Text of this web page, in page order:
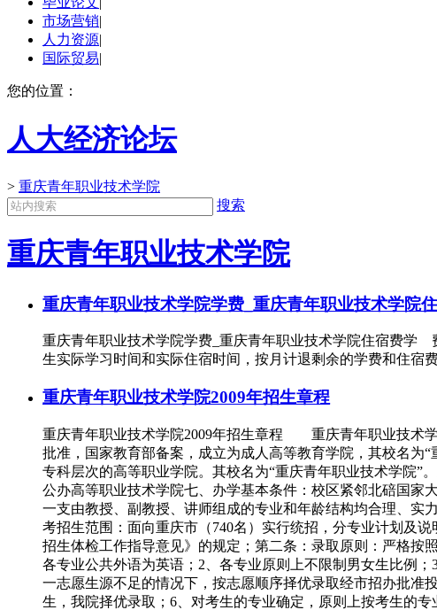
市场营销|
人力资源|
国际贸易|
您的位置：
人大经济论坛
> 重庆青年职业技术学院
搜索
重庆青年职业技术学院
重庆青年职业技术学院学费_重庆青年职业技术学院
重庆青年职业技术学院学费_重庆青年职业技术学院住宿费学
生实际学习时间和实际住宿时间，按月计退剩余的学费和住宿
重庆青年职业技术学院2009年招生章程
重庆青年职业技术学院2009年招生章程 重庆青年职业技术学
批准，国家教育部备案，成立为成人高等教育学院，其校名为
专科层次的高等职业学院。其校名为“重庆青年职业技术学院”
公办高等职业技术学院七、办学基本条件：校区紧邻北碚国家
一支由教授、副教授、讲师组成的专业和年龄结构均合理、实
考招生范围：面向重庆市（740名）实行统招，分专业计划
招生体检工作指导意见》的规定；第二条：录取原则：严格按
各专业公共外语为英语；2、各专业原则上不限制男女生比例
一志愿生源不足的情况下，按志愿顺序择优录取经市招办批准
生，我院择优录取；6、对考生的专业确定，原则上按考生的